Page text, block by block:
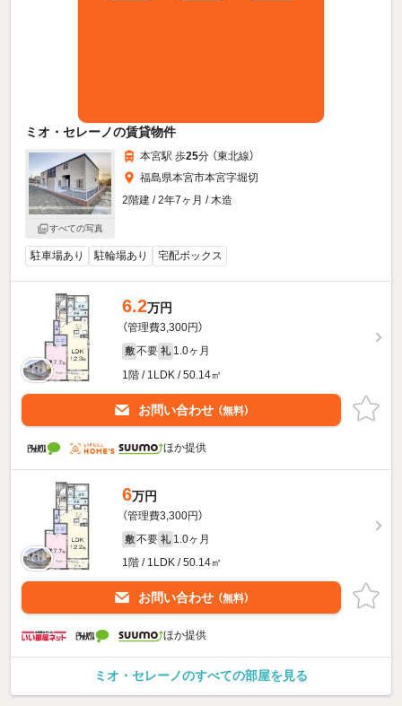
ミオ・セレーノの賃貸物件
すべての写真
本宮駅 歩25分 （東北線）
福島県本宮市本宮字堀切
2階建 / 2年7ヶ月 / 木造
駐車場あり 駐輪場あり 宅配ボックス
6.2万円
（管理費3,300円）
敷 不要 礼 1.0ヶ月
1階 / 1LDK / 50.14㎡
お問い合わせ （無料）
ほか提供
6万円
（管理費3,300円）
敷 不要 礼 1.0ヶ月
1階 / 1LDK / 50.14㎡
お問い合わせ （無料）
ほか提供
ミオ・セレーノのすべての部屋を見る